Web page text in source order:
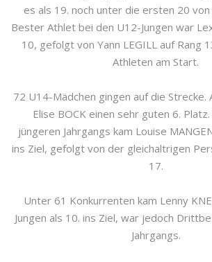
es als 19. noch unter die ersten 20 von
Bester Athlet bei den U12-Jungen war
10, gefolgt von Yann LEGILL auf Rang
Athleten am Start.
72 U14-Mädchen gingen auf die Strecke.
Elise BOCK einen sehr guten 6.
jüngeren Jahrgangs kam Louise
ins Ziel, gefolgt von der gleichaltrigen
17.
Unter 61 Konkurrenten kam Lenny
Jungen als 10. ins Ziel, war jedoch
Jahrgangs.